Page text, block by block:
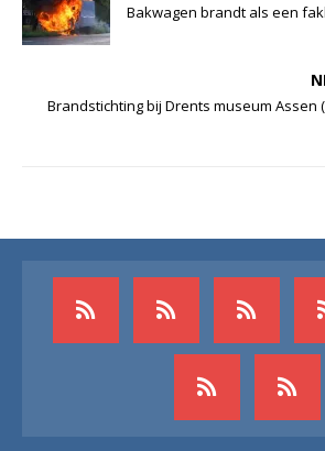
Bakwagen brandt als een
Brandstichting bij Drents museum Assen